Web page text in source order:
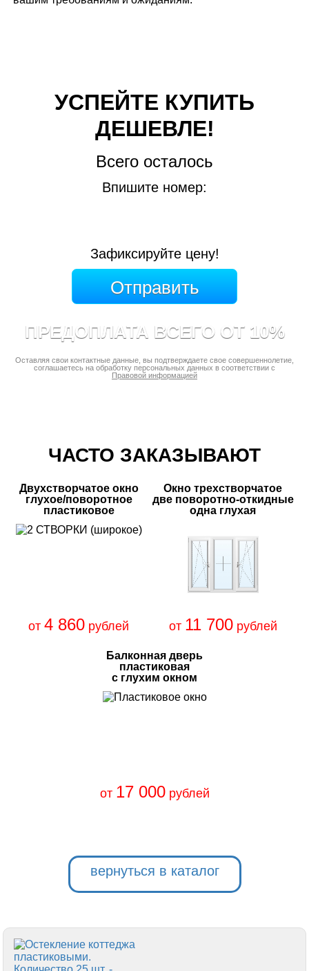
УСПЕЙТЕ КУПИТЬ
ДЕШЕВЛЕ!
Всего осталось
Впишите номер:
Зафиксируйте цену!
ПРЕДОПЛАТА ВСЕГО ОТ 10%
Оставляя свои контактные данные, вы подтверждаете свое совершеннолетие,
соглашаетесь на обработку персональных данных в соответствии с
Правовой информацией
ЧАСТО ЗАКАЗЫВАЮТ
Двухстворчатое окно
глухое/поворотное
пластиковое
от 4 860 рублей
Окно трехстворчатое
две поворотно-откидные
одна глухая
от 11 700рублей
Балконная дверь
пластиковая
с глухим окном
от 17 000рублей
вернуться в каталог